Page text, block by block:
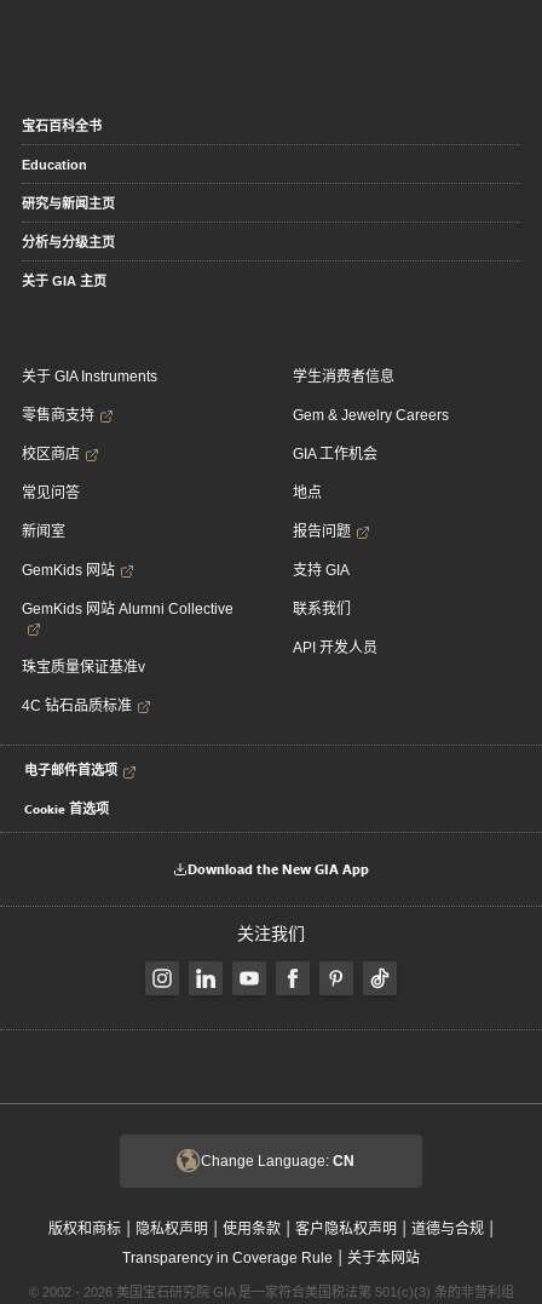
宝石百科全书
Education
研究与新闻主页
分析与分级主页
关于 GIA 主页
关于 GIA Instruments
零售商支持
校区商店
常见问答
新闻室
GemKids 网站
GemKids 网站 Alumni Collective
珠宝质量保证基准v
4C 钻石品质标准
学生消费者信息
Gem & Jewelry Careers
GIA 工作机会
地点
报告问题
支持 GIA
联系我们
API 开发人员
电子邮件首选项
Cookie 首选项
Download the New GIA App
关注我们
Change Language: CN
版权和商标 | 隐私权声明 | 使用条款 | 客户隐私权声明 | 道德与合规 |
Transparency in Coverage Rule | 关于本网站
© 2002 - 2026 美国宝石研究院 GIA 是一家符合美国税法第 501(c)(3) 条的非营利组